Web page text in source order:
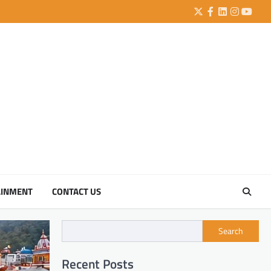
Twitter
Facebook
LinkedIn
CONTACT US
Search
Recent Posts